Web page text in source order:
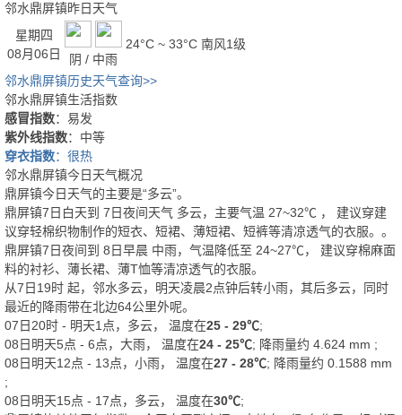
邻水鼎屏镇昨日天气
星期四
08月06日
阴 / 中雨
24°C ~ 33°C 南风1级
邻水鼎屏镇历史天气查询>>
邻水鼎屏镇生活指数
感冒指数：易发
紫外线指数：中等
穿衣指数：很热
邻水鼎屏镇今日天气概况
鼎屏镇今日天气的主要是“多云”。
鼎屏镇7日白天到 7日夜间天气 多云，主要气温 27~32℃ ， 建议穿建
议穿轻棉织物制作的短衣、短裙、薄短裙、短裤等清凉透气的衣服。 。
鼎屏镇7日夜间到 8日早晨 中雨，气温降低至 24~27℃， 建议穿棉麻面
料的衬衫、薄长裙、薄T恤等清凉透气的衣服。
从7日19时 起，邻水多云，明天凌晨2点钟后转小雨，其后多云，同时
最近的降雨带在北边64公里外呢。
07日20时 - 明天1点，多云， 温度在25 - 29℃;
08日明天5点 - 6点，大雨， 温度在24 - 25℃; 降雨量约 4.624 mm ;
08日明天12点 - 13点，小雨， 温度在27 - 28℃; 降雨量约 0.1588 mm
;
08日明天15点 - 17点，多云， 温度在30℃;